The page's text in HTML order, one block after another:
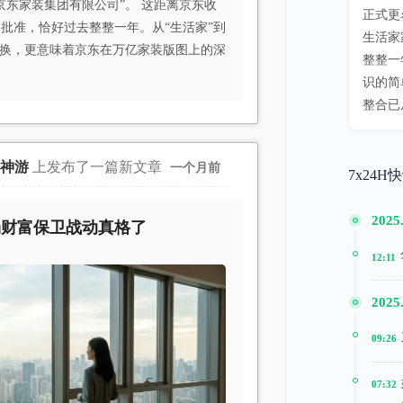
家装集团有限公司”。 这距离京东收
准，恰好过去整整一年。从“生活家”到
，更意味着京东在万亿家装版图上的深
游上发布了一篇新文章 一个月前
富保卫战动真格了
正式
生活
整整一
识的
整合
7x24H
12:11
09:26
07:32